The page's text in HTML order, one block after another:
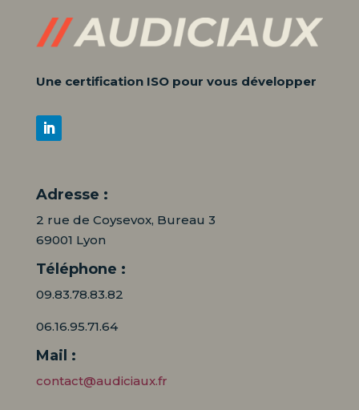
Une certification ISO pour vous développer
Adresse :
2 rue de Coysevox, Bureau 3
69001 Lyon
Téléphone :
09.83.78.83.82
06.16.95.71.64
Mail :
contact@audiciaux.fr